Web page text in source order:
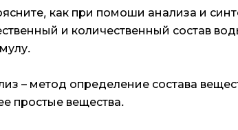
как при помоши анализа и
и количественный состав
– метод определение состава
простые вещества.